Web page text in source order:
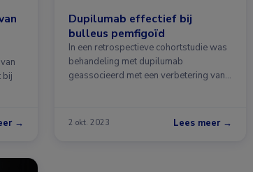
bij
→
Dupilumab effectief bij
bulleus pemfigoïd
In een retrospectieve cohortstudie was
behandeling met dupilumab
geassocieerd met een verbetering van
2 okt. 2023 Lees meer →